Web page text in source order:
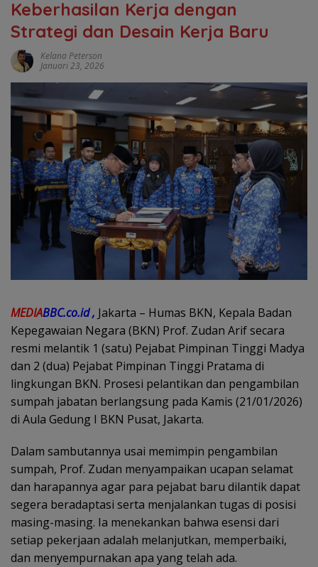
Keberhasilan Kerja dengan
Strategi dan Desain Kerja Baru
Kelana Peterson
Januari 23, 2026
MEDIABBC.co.id , Jakarta – Humas BKN, Kepala Badan
Kepegawaian Negara (BKN) Prof. Zudan Arif secara
resmi melantik 1 (satu) Pejabat Pimpinan Tinggi Madya
dan 2 (dua) Pejabat Pimpinan Tinggi Pratama di
lingkungan BKN. Prosesi pelantikan dan pengambilan
sumpah jabatan berlangsung pada Kamis (21/01/2026)
di Aula Gedung I BKN Pusat, Jakarta.
Dalam sambutannya usai memimpin pengambilan
sumpah, Prof. Zudan menyampaikan ucapan selamat
dan harapannya agar para pejabat baru dilantik dapat
segera beradaptasi serta menjalankan tugas di posisi
masing-masing. Ia menekankan bahwa esensi dari
setiap pekerjaan adalah melanjutkan, memperbaiki,
dan menyempurnakan apa yang telah ada.